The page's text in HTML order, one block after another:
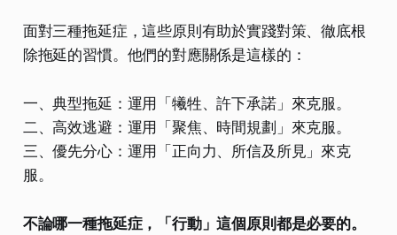
面對三種拖延症，這些原則有助於實踐對策、徹底根
除拖延的習慣。他們的對應關係是這樣的：
一、典型拖延：運用「犧牲、許下承諾」來克服。
二、高效逃避：運用「聚焦、時間規劃」來克服。
三、優先分心：運用「正向力、所信及所見」來克
服。
不論哪一種拖延症，「行動」這個原則都是必要的。